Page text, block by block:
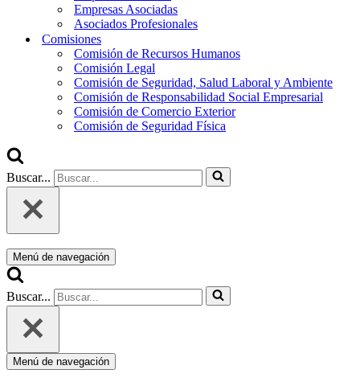
Empresas Asociadas
Asociados Profesionales
Comisiones
Comisión de Recursos Humanos
Comisión Legal
Comisión de Seguridad, Salud Laboral y Ambiente
Comisión de Responsabilidad Social Empresarial
Comisión de Comercio Exterior
Comisión de Seguridad Física
Buscar...
Menú de navegación
Buscar...
Menú de navegación